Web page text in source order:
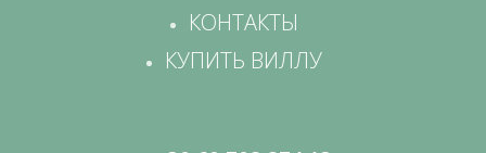
КОНТАКТЫ
КУПИТЬ ВИЛЛУ